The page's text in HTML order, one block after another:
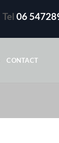
Tel 06
CONTACT